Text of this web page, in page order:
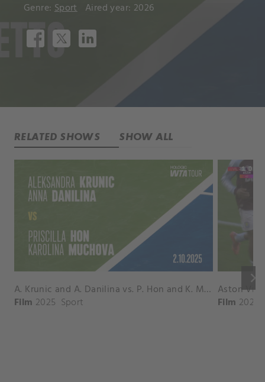
Genre: Sport Aired year: 2026
RELATED SHOWS SHOW ALL
keyboard_arrow_right
A. Krunic and A. Danilina vs. P. Hon and K. Muchova Match Highlights - BEIJING_Capital Group Diamond ( October 02, 2025)
Film 2025 Sport Film 2026